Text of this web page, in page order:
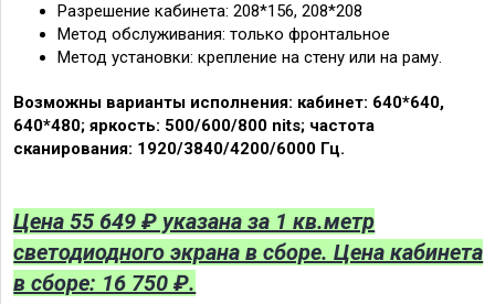
Разрешение кабинета: 208*156, 208*208
Метод обслуживания: только фронтальное
Метод установки: крепление на стену или на раму.
Возможны варианты исполнения: кабинет: 640*640,
640*480; яркость: 500/600/800 nits; частота
сканирования: 1920/3840/4200/6000 Гц.
Цена 55 649 ₽ указана за 1 кв.метр
светодиодного экрана в сборе. Цена кабинета
в сборе: 16 750 ₽.